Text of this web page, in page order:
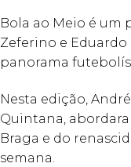
Bola ao Meio é um
Zeferino e
panorama
Nesta edição,
Quintana,
Braga e do
semana.